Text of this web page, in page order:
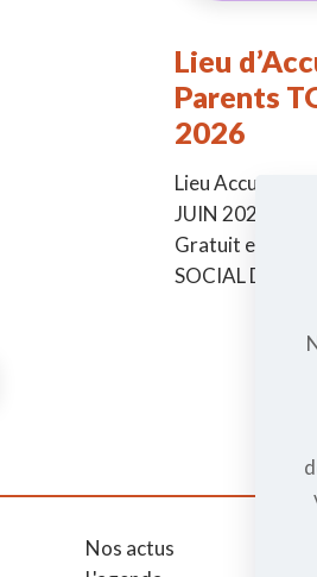
Lieu
Parents
2026
Lieu Accueil
JUIN 2026 ->
Gratuit et sans
SOCIAL DE
Nos actus